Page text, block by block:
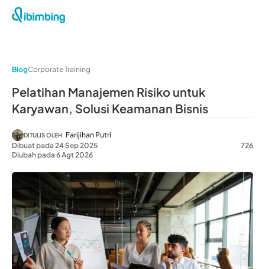
BlogCorporate Training
Pelatihan Manajemen Risiko untuk
Karyawan, Solusi Keamanan Bisnis
DITULIS OLEH Farijihan Putri
Dibuat pada 24 Sep 2025
Diubah pada 6 Agt 2026
726